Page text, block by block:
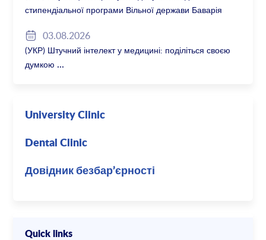
стипендіальної програми Вільної держави Баварія
03.08.2026
(УКР) Штучний інтелект у медицині: поділіться своєю
думкою
University Clinic
Dental Clinic
Довідник безбар’єрності
Quick links